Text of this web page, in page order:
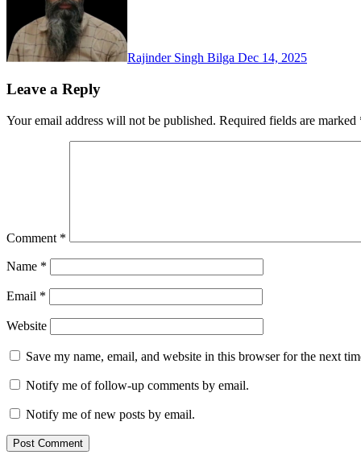
Rajinder Singh Bilga Dec 14, 2025
Leave a Reply
Your email address will not be published. Required fields are marked
Comment *
Name *
Email *
Website
Save my name, email, and website in this browser for the next
Notify me of follow-up comments by email.
Notify me of new posts by email.